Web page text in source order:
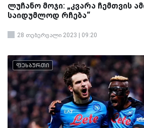
ლუჩანო მოჯი: „კვარა ჩემთვის
საიდუმლოდ რჩება“
28 თებერვალი 2023 | 09:20
ფეხბურთი